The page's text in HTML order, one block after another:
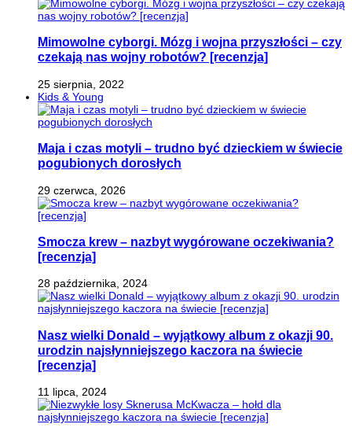
Mimowolne cyborgi. Mózg i wojna przyszłości – czy
czekają nas wojny robotów? [recenzja]
25 sierpnia, 2022
Kids & Young
Maja i czas motyli – trudno być dzieckiem w świecie
pogubionych dorosłych
29 czerwca, 2026
Smocza krew – nazbyt wygórowane oczekiwania?
[recenzja]
28 października, 2024
Nasz wielki Donald – wyjątkowy album z okazji 90.
urodzin najsłynniejszego kaczora na świecie
[recenzja]
11 lipca, 2024